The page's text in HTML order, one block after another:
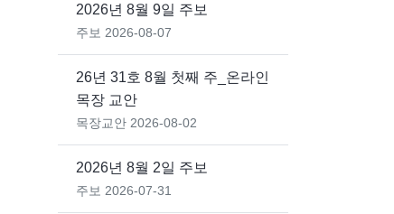
2026년 8월 9일 주보
주보 2026-08-07
26년 31호 8월 첫째 주_온라인
목장 교안
목장교안 2026-08-02
2026년 8월 2일 주보
주보 2026-07-31